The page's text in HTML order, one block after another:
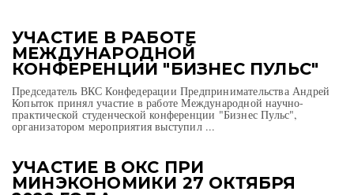
УЧАСТИЕ В РАБОТЕ
МЕЖДУНАРОДНОЙ
КОНФЕРЕНЦИИ "БИЗНЕС ПУЛЬС"
Председатель ВКС Конфедерации Предпринимательства Андрей
Копыток принял участие в работе Международной научно-
практической студенческой конференции "Бизнес Пульс",
организатором мероприятия выступил ...
УЧАСТИЕ В ОКС ПРИ
МИНЭКОНОМИКИ 27 ОКТЯБРЯ